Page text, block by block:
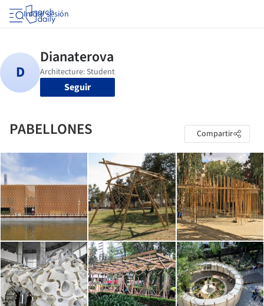
Iniciar sesión
Seguir
PABELLONES Compartir